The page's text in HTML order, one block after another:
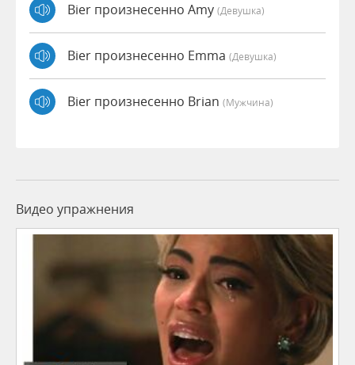
Bier произнесенно Amy (девушка)
Bier произнесенно Emma (девушка)
Bier произнесенно Brian (мужчина)
Видео упражнения